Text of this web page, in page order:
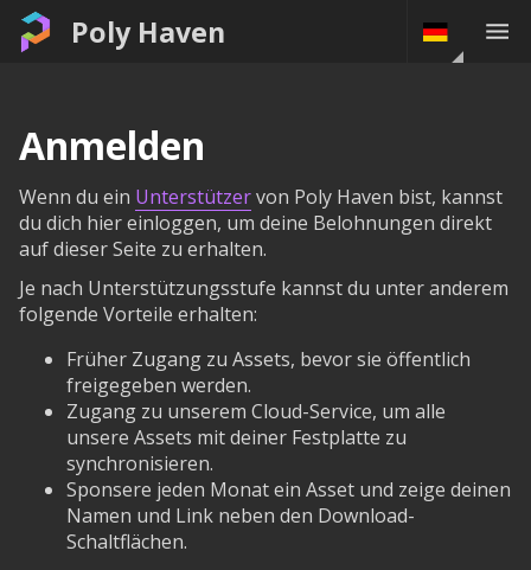
Poly Haven
Anmelden
Wenn du ein Unterstützervon Poly Haven bist, kannst
du dich hier einloggen, um deine Belohnungen direkt
auf dieser Seite zu erhalten.
Je nach Unterstützungsstufe kannst du unter anderem
folgende Vorteile erhalten:
Früher Zugang zu Assets, bevor sie öffentlich
freigegeben werden.
Zugang zu unserem Cloud-Service, um alle
unsere Assets mit deiner Festplatte zu
synchronisieren.
Sponsere jeden Monat ein Asset und zeige deinen
Namen und Link neben den Download-
Schaltflächen.